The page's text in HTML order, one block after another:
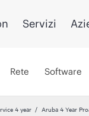
Servizi
Rete Software
4 year Aruba 4 Year